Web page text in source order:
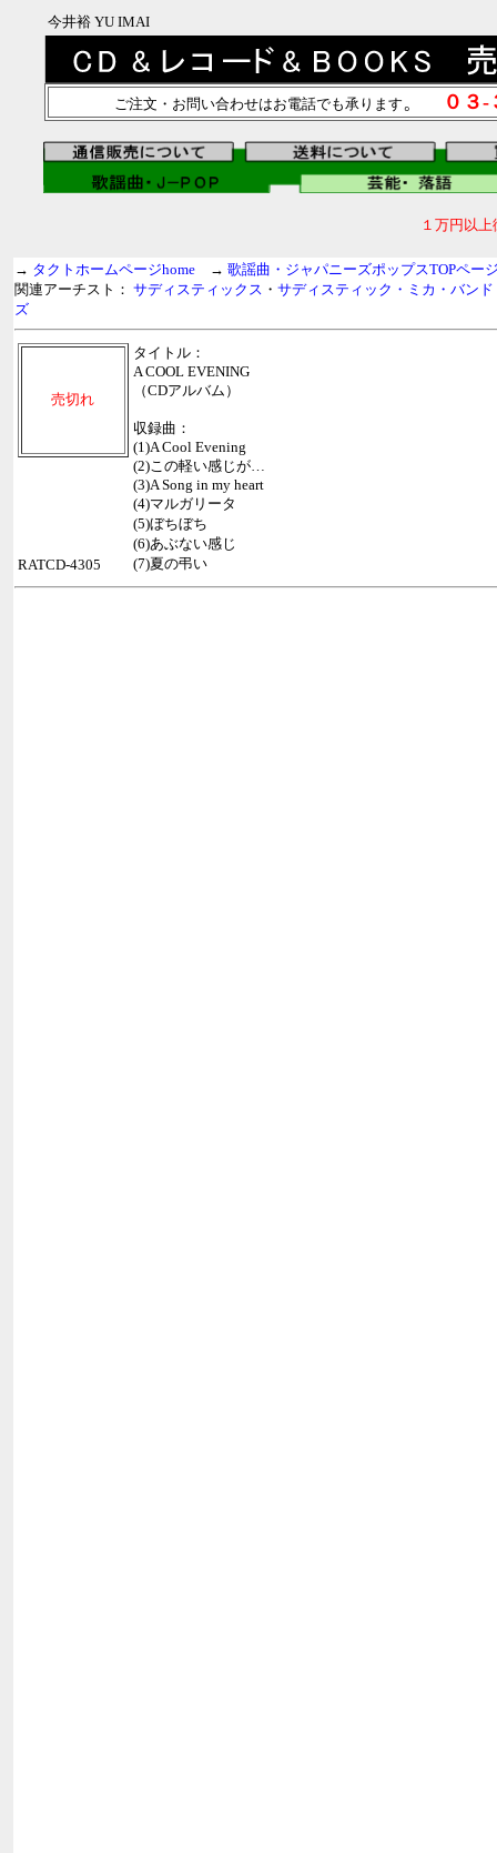
今井裕 YU IMAI
ご注文・お問い合わせはお電話でも承ります。 ０３
１万円以
→ タクトホームページhome → 歌謡曲・ジャパニーズポップスTOPペー
関連アーチスト： サディスティックス ・ サディスティック・ミカ・バンド
ズ
売切れ
タイトル：
A COOL EVENING
（CDアルバム）
収録曲：
(1)A Cool Evening
(2)この軽い感じが…
(3)A Song in my heart
(4)マルガリータ
(5)ぼちぼち
(6)あぶない感じ
(7)夏の弔い
RATCD-4305